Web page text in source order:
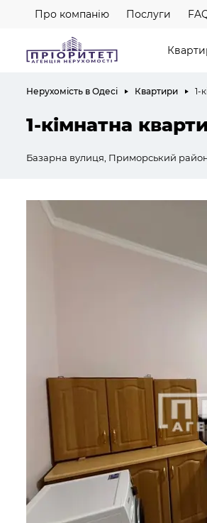
Про компанію Послуги
Нерухомість в Одесі Квартири 1-
1-кімнатна
Базарна вулиця, Приморський